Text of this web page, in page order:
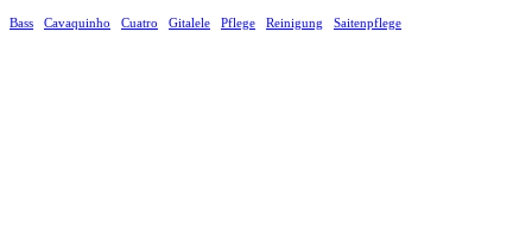
Bass Cavaquinho Cuatro Gitalele Pflege Reinigung Saitenpflege